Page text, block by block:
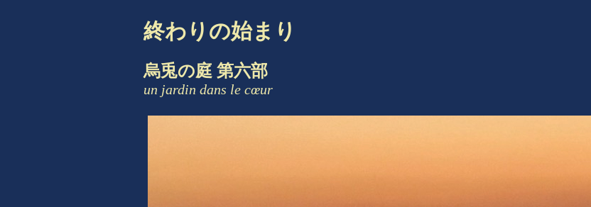
終わりの始まり
烏兎の庭 第六部
un jardin dans le cœur